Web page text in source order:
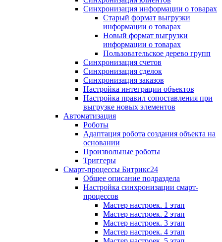
Синхронизация информации о товарах
Старый формат выгрузки
информации о товарах
Новый формат выгрузки
информации о товарах
Пользовательское дерево групп
Синхронизация счетов
Синхронизация сделок
Синхронизация заказов
Настройка интеграции объектов
Настройка правил сопоставления при
выгрузке новых элементов
Автоматизация
Роботы
Адаптация робота создания объекта на
основании
Произвольные роботы
Триггеры
Смарт-процессы Битрикс24
Общее описание подраздела
Настройка синхронизации смарт-
процессов
Мастер настроек. 1 этап
Мастер настроек. 2 этап
Мастер настроек. 3 этап
Мастер настроек. 4 этап